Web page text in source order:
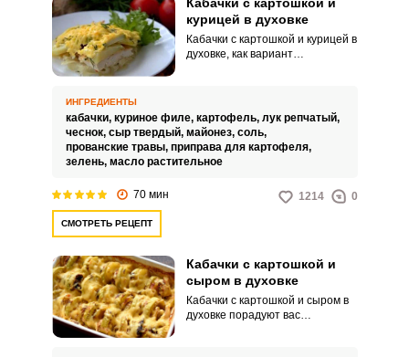
курицей в духовке
Кабачки с картошкой и курицей в
духовке, как вариант
филе.
ИНГРЕДИЕНТЫ
кабачки, куриное филе, картофель, лук репчатый,
чеснок, сыр твердый, майонез, соль,
прованские травы, приправа для картофеля,
зелень, масло растительное
70 мин 1214 0
СМОТРЕТЬ РЕЦЕПТ
Кабачки с картошкой и
сыром в духовке
Кабачки с картошкой и сыром в
духовке порадуют вас